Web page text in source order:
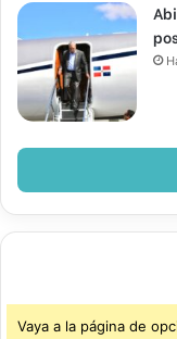
Vaya a la página de